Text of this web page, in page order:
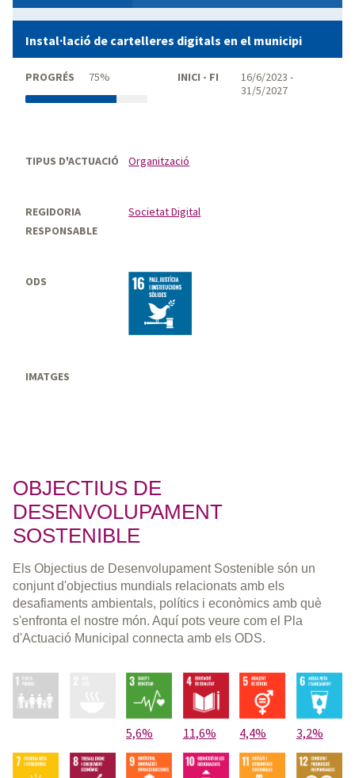
Instal·lació de cartelleres digitals en el municipi
PROGRÉS 75% INICI - FI
16/6/2023 -
31/5/2027
TIPUS D'ACTUACIÓ Organització
REGIDORIA
RESPONSABLE
Societat Digital
ODS
IMATGES
OBJECTIUS DE
DESENVOLUPAMENT
SOSTENIBLE
Els Objectius de Desenvolupament Sostenible són un
conjunt d'objectius mundials relacionats amb els
desafiaments ambientals, polítics i econòmics amb què
s'enfronta el nostre món. Aquí pots veure com el Pla
d'Actuació Municipal connecta amb els ODS.
5,6% 11,6% 4,4% 3,2%